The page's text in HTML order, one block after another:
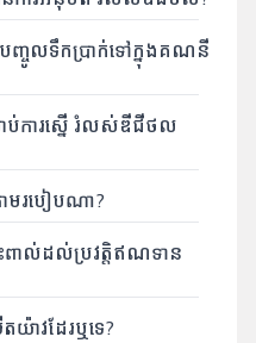
ញ្ចូលទឹកប្រាក់ទៅក្នុងគណនី
ាប់ការស្នើ រំលស់ឌីជីថល
មរបៀបណា?
ពាល់ដល់ប្រវត្តិឥណទាន
យ៉ាវដែរឬទេ?